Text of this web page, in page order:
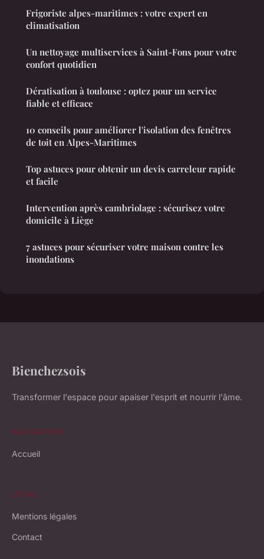
Frigoriste alpes-maritimes : votre expert en
climatisation
Un nettoyage multiservices à Saint-Fons pour votre
confort quotidien
Dératisation à toulouse : optez pour un service
fiable et efficace
10 conseils pour améliorer l'isolation des fenêtres
de toit en Alpes-Maritimes
Top astuces pour obtenir un devis carreleur rapide
et facile
Intervention après cambriolage : sécurisez votre
domicile à Liège
7 astuces pour sécuriser votre maison contre les
inondations
Bienchezsois
Transformer l'espace pour apaiser l'esprit et nourrir l'âme.
NAVIGATION
Accueil
LÉGAL
Mentions légales
Contact